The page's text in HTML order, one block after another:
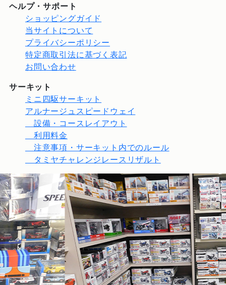
ヘルプ・サポート
ショッピングガイド
当サイトについて
プライバシーポリシー
特定商取引法に基づく表記
お問い合わせ
サーキット
ミニ四駆サーキット
アルナージュスピードウェイ
設備・コースレイアウト
利用料金
注意事項・サーキット内でのルール
タミヤチャレンジレースリザルト